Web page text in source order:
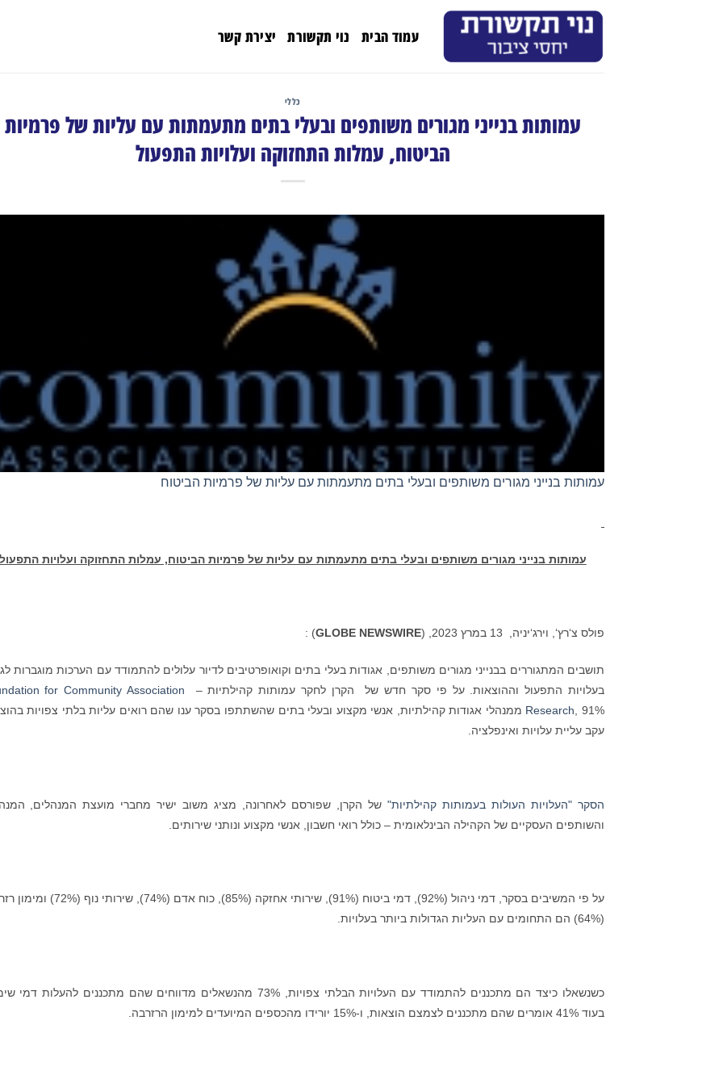
עמוד הבית נוי תקשורת יצירת קשר
כללי
עמותות בנייני מגורים משותפים ובעלי בתים מתעמתות עם עליות של פרמיות
הביטוח, עמלות התחזוקה ועלויות התפעול
עמותות בנייני מגורים משותפים ובעלי בתים מתעמתות עם עליות של פרמיות הביטוח
עמותותבנייני מגורים משותפים ובעלי בתים מתעמתות עם עליות של פרמיות הביטוח, עמלות התחזוקה ועלויות התפעול
פולס צ‘רץ‘, וירג‘יניה, 13 במרץ 2023, ( GLOBE NEWSWIRE
) :
תושבים המתגוררים בבנייני מגורים משותפים, אגודות בעלי בתים וקואופרטיבים לדיור עלולים להתמודד עם הערכות מוגברות
בעלויות התפעול וההוצאות. על פי סקר חדש של הקרן לחקר עמותות קהילתיות – for Community Association
Research , 91% ממנהלי אגודות קהילתיות, אנשי מקצוע ובעלי בתים שהשתתפו בסקר ענו שהם רואים עליות בלתי צפויות
עקב עליית עלויות ואינפלציה.
הסקר "העלויות העולות בעמותות קהילתיות"של הקרן, שפורסם לאחרונה, מציג משוב ישיר מחברי מועצת המנהלים,
והשותפים העסקיים של הקהילה הבינלאומית – כולל רואי חשבון, אנשי מקצוע ונותני שירותים.
על פי המשיבים בסקר, דמי ניהול (92%), דמי ביטוח (91%), שירותי אחזקה (85%), כוח אדם
(64%) הם התחומים עם העליות הגדולות ביותר בעלויות.
כשנשאלו כיצד הם מתכננים להתמודד עם העלויות הבלתי צפויות, 73% מהנשאלים מדווחים שהם מתכננים להעלות
בעוד 41% אומרים שהם מתכננים לצמצם הוצאות, ו-15% יורידו מהכספים המיועדים למימון הרזרבה.